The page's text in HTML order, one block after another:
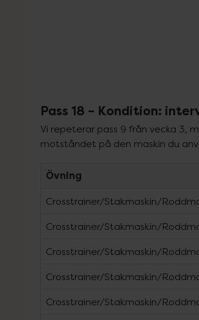
Pass 18 – Kondition:
Vi repeterar pass 9 från vecka 3,
motståndet på den maskin du
Övning
Crosstrainer/Stakmaskin/
Crosstrainer/Stakmaskin/
Crosstrainer/Stakmaskin/
Crosstrainer/Stakmaskin/
Crosstrainer/Stakmaskin/